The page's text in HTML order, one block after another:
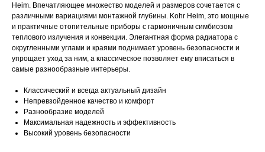
Heim. Впечатляющее множество моделей и размеров сочетается с
различными вариациями монтажной глубины. Kohr Heim, это мощные
и практичные отопительные приборы с гармоничным симбиозом
теплового излучения и конвекции. Элегантная форма радиатора с
округленными углами и краями поднимает уровень безопасности и
упрощает уход за ним, а классическое позволяет ему вписаться в
самые разнообразные интерьеры.
Классический и всегда актуальный дизайн
Непревзойденное качество и комфорт
Разнообразие моделей
Максимальная надежность и эффективность
Высокий уровень безопасности